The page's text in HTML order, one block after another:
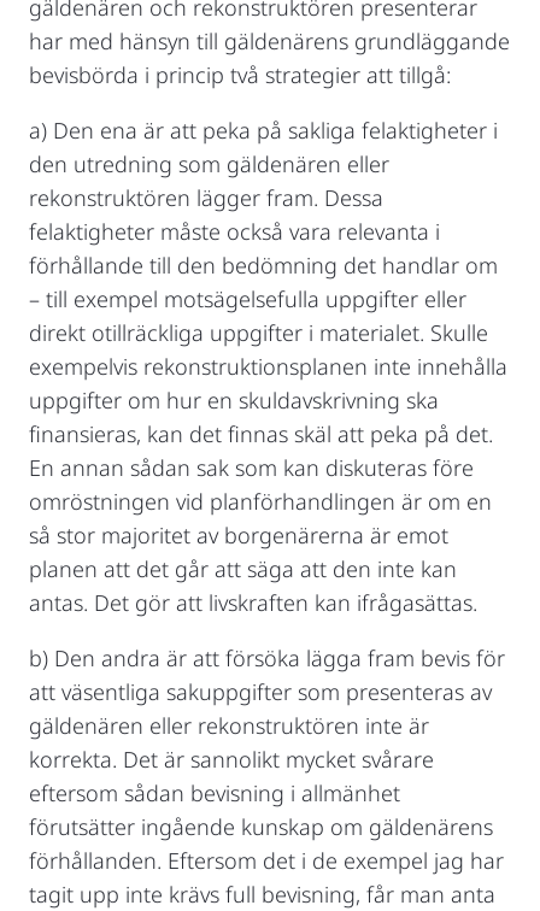
gäldenären och rekonstruktören presenterar
har med hänsyn till gäldenärens grundläggande
bevisbörda i princip två strategier att tillgå:
a) Den ena är att peka på sakliga felaktigheter i
den utredning som gäldenären eller
rekonstruktören lägger fram. Dessa
felaktigheter måste också vara relevanta i
förhållande till den bedömning det handlar om
– till exempel motsägelsefulla uppgifter eller
direkt otillräckliga uppgifter i materialet. Skulle
exempelvis rekonstruktionsplanen inte innehålla
uppgifter om hur en skuldavskrivning ska
finansieras, kan det finnas skäl att peka på det.
En annan sådan sak som kan diskuteras före
omröstningen vid planförhandlingen är om en
så stor majoritet av borgenärerna är emot
planen att det går att säga att den inte kan
antas. Det gör att livskraften kan ifrågasättas.
b) Den andra är att försöka lägga fram bevis för
att väsentliga sakuppgifter som presenteras av
gäldenären eller rekonstruktören inte är
korrekta. Det är sannolikt mycket svårare
eftersom sådan bevisning i allmänhet
förutsätter ingående kunskap om gäldenärens
förhållanden. Eftersom det i de exempel jag har
tagit upp inte krävs full bevisning, får man anta